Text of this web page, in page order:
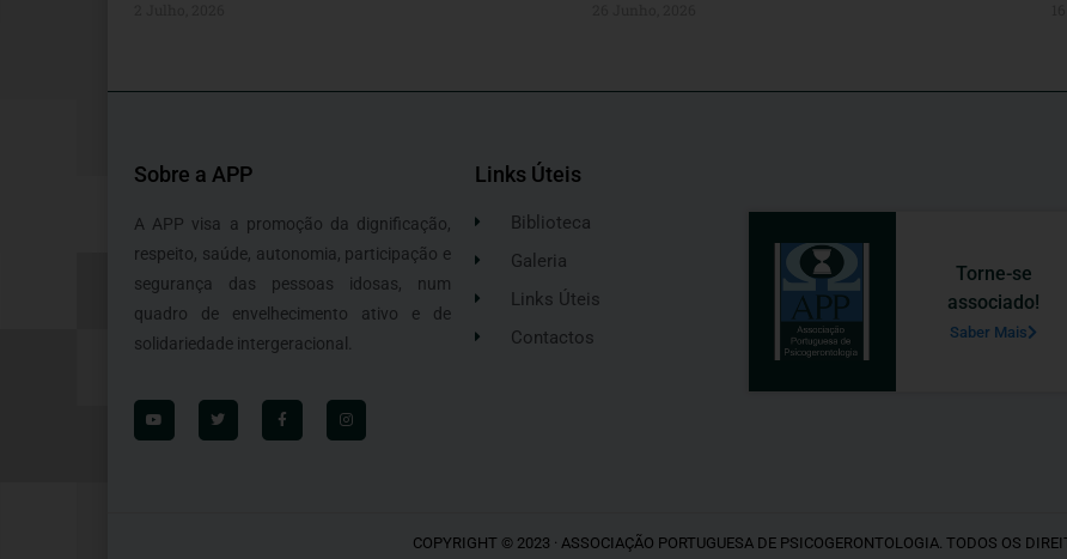
Sobre a APP
A APP visa a promoção da dignificação,
respeito, saúde, autonomia, participação e
segurança das pessoas idosas, num
quadro de envelhecimento ativo e de
solidariedade intergeracional.
Links Úteis
Biblioteca
Galeria
Links Úteis
Contactos
Torne-se
associado!
Saber Mais
COPYRIGHT © 2023 · ASSOCIAÇÃO PORTUGUESA DE PSICOGERONTOLOGIA. TODOS OS